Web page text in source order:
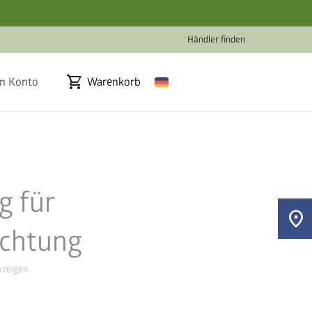
Händler finden
Konto shopping_cart Warenkorb
für
location_on